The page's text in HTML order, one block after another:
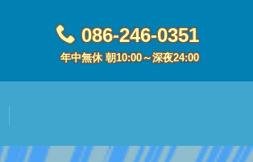
086-246-0351
年中無休 朝10:00～深夜24:00